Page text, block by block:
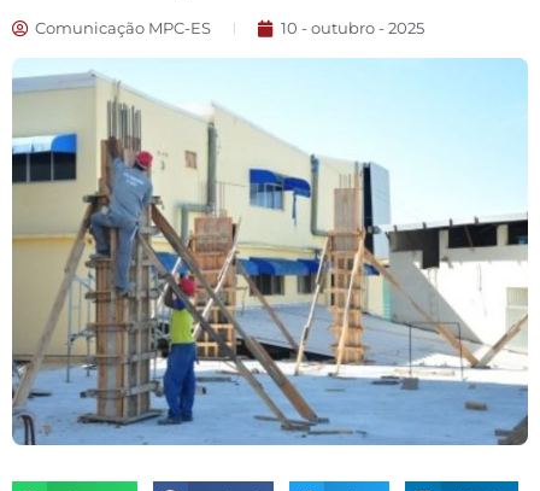
Comunicação MPC-ES 10 - outubro - 2025